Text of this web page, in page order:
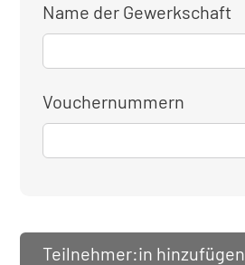
Name der Gewerkschaft
Vouchernummern
Teilnehmer:in hinzufügen